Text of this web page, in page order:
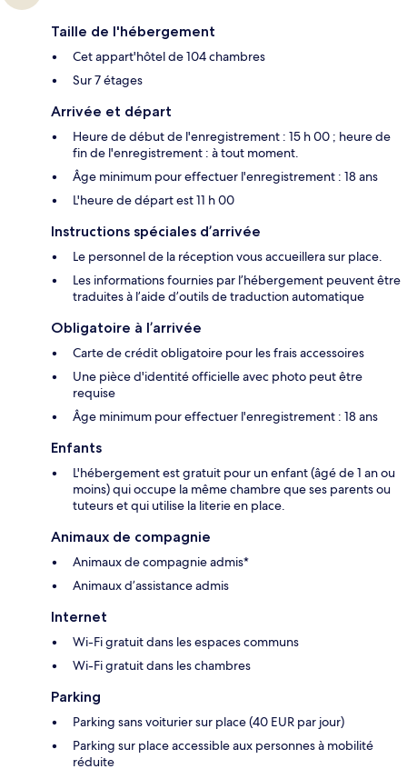
Taille de l'hébergement
Cet appart'hôtel de 104 chambres
Sur 7 étages
Arrivée et départ
Heure de début de l'enregistrement : 15 h 00 ; heure de
fin de l'enregistrement : à tout moment.
Âge minimum pour effectuer l'enregistrement : 18 ans
L'heure de départ est 11 h 00
Instructions spéciales d’arrivée
Le personnel de la réception vous accueillera sur place.
Les informations fournies par l’hébergement peuvent être
traduites à l’aide d’outils de traduction automatique
Obligatoire à l’arrivée
Carte de crédit obligatoire pour les frais accessoires
Une pièce d'identité officielle avec photo peut être
requise
Âge minimum pour effectuer l'enregistrement : 18 ans
Enfants
L'hébergement est gratuit pour un enfant (âgé de 1 an ou
moins) qui occupe la même chambre que ses parents ou
tuteurs et qui utilise la literie en place.
Animaux de compagnie
Animaux de compagnie admis*
Animaux d’assistance admis
Internet
Wi-Fi gratuit dans les espaces communs
Wi-Fi gratuit dans les chambres
Parking
Parking sans voiturier sur place (40 EUR par jour)
Parking sur place accessible aux personnes à mobilité
réduite